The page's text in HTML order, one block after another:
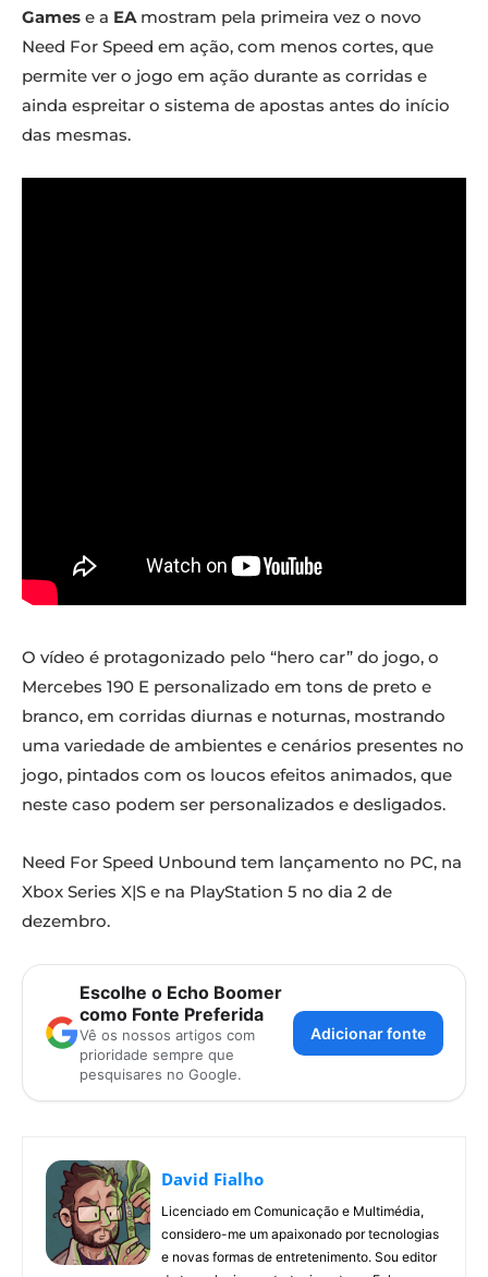
Games e a EA mostram pela primeira vez o novo
Need For Speed em ação, com menos cortes, que
permite ver o jogo em ação durante as corridas e
ainda espreitar o sistema de apostas antes do início
das mesmas.
O vídeo é protagonizado pelo “hero car” do jogo, o
Mercebes 190 E personalizado em tons de preto e
branco, em corridas diurnas e noturnas, mostrando
uma variedade de ambientes e cenários presentes no
jogo, pintados com os loucos efeitos animados, que
neste caso podem ser personalizados e desligados.
Need For Speed Unbound tem lançamento no PC, na
Xbox Series X|S e na PlayStation 5 no dia 2 de
dezembro.
Escolhe o Echo Boomer
como Fonte Preferida
Vê os nossos artigos com
prioridade sempre que
pesquisares no Google.
Adicionar fonte
David Fialho
Licenciado em Comunicação e Multimédia,
considero-me um apaixonado por tecnologias
e novas formas de entretenimento. Sou editor